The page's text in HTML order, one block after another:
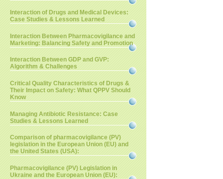
Interaction of Drugs and Medical Devices:
Case Studies & Lessons Learned
Interaction Between Pharmacovigilance and
Marketing: Balancing Safety and Promotion
Interaction Between GDP and GVP:
Algorithm & Challenges
Critical Quality Characteristics of Drugs &
Their Impact on Safety: What QPPV Should
Know
Managing Antibiotic Resistance: Case
Studies & Lessons Learned
Comparison of pharmacovigilance (PV)
legislation in the European Union (EU) and
the United States (USA):
Pharmacovigilance (PV) Legislation in
Ukraine and the European Union (EU):